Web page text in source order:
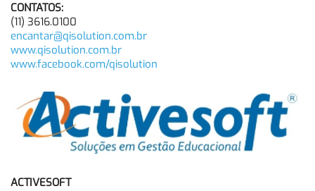
CONTATOS:
(11) 3616.0100
encantar@qisolution.com.br
www.qisolution.com.br
www.facebook.com/qisolution
ACTIVESOFT